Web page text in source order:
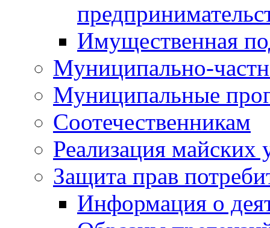
Имущественная
Муниципально-
Муниципальные
Соотечественникам
Реализация майских
Защита прав
Информация о